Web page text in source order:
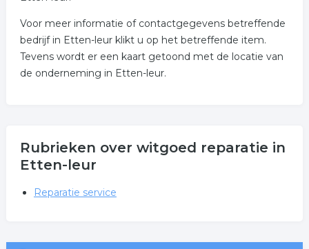
Voor meer informatie of contactgegevens betreffende
bedrijf in Etten-leur klikt u op het betreffende item.
Tevens wordt er een kaart getoond met de locatie van
de onderneming in Etten-leur.
Rubrieken over witgoed reparatie in
Etten-leur
Reparatie service